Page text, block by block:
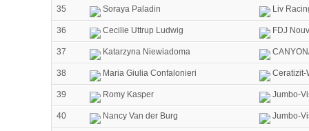
35 Soraya Paladin Liv
36 Cecilie Uttrup Ludwig FDJ
37 Katarzyna Niewiadoma
38 Maria Giulia Confalonieri Ceratizit-
39 Romy Kasper Jumbo-
40 Nancy Van der Burg Jumbo-